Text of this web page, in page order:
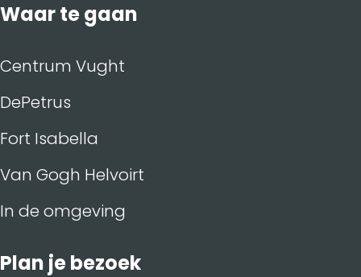
Waar te gaan
Centrum Vught
DePetrus
Fort Isabella
Van Gogh Helvoirt
In de omgeving
Plan je bezoek